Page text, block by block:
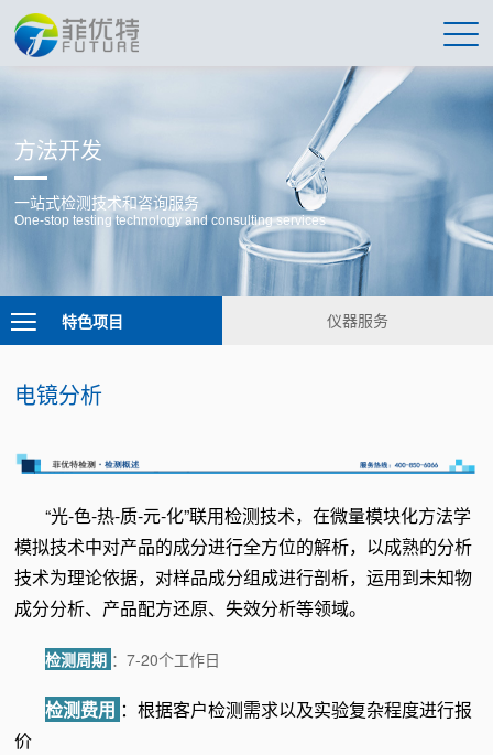
方法开发
一站式检测技术和咨询服务
One-stop testing technology and consulting services
特色项目 仪器服务
电镜分析
“光-色-热-质-元-化”联用检测技术，在微量模块化方法学
模拟技术中对产品的成分进行全方位的解析，以成熟的分析
技术为理论依据，对样品成分组成进行剖析，运用到未知物
成分分析、产品配方还原、失效分析等领域。
检测周期 ：7-20个工作日
检测费用 ：根据客户检测需求以及实验复杂程度进行报
价